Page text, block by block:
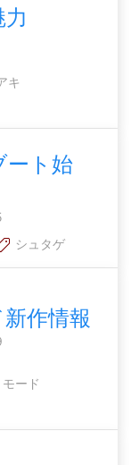
キ
ート始
シュタゲ
作情報
ード